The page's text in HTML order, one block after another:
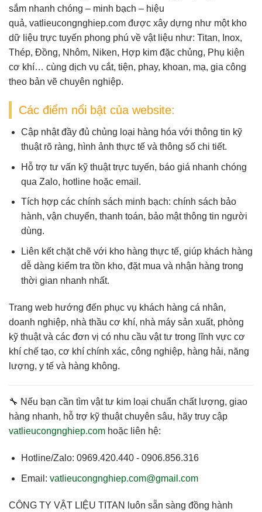
sắm nhanh chóng – minh bạch – hiệu
quả, vatlieucongnghiep.com được xây dựng như một kho
dữ liệu trực tuyến phong phú về vật liệu như: Titan, Inox,
Thép, Đồng, Nhôm, Niken, Hợp kim đặc chủng, Phụ kiện
cơ khí… cùng dịch vụ cắt, tiện, phay, khoan, mạ, gia công
theo bản vẽ chuyên nghiệp.
Các điểm nổi bật của website:
Cập nhật đầy đủ chủng loại hàng hóa với thông tin kỹ
thuật rõ ràng, hình ảnh thực tế và thông số chi tiết.
Hỗ trợ tư vấn kỹ thuật trực tuyến, báo giá nhanh chóng
qua Zalo, hotline hoặc email.
Tích hợp các chính sách minh bạch: chính sách bảo
hành, vận chuyển, thanh toán, bảo mật thông tin người
dùng.
Liên kết chặt chẽ với kho hàng thực tế, giúp khách hàng
dễ dàng kiểm tra tồn kho, đặt mua và nhận hàng trong
thời gian nhanh nhất.
Trang web hướng đến phục vụ khách hàng cá nhân,
doanh nghiệp, nhà thầu cơ khí, nhà máy sản xuất, phòng
kỹ thuật và các đơn vị có nhu cầu vật tư trong lĩnh vực cơ
khí chế tạo, cơ khí chính xác, công nghiệp, hàng hải, năng
lượng, y tế và hàng không.
🔧 Nếu bạn cần tìm vật tư kim loại chuẩn chất lượng, giao
hàng nhanh, hỗ trợ kỹ thuật chuyên sâu, hãy truy cập
vatlieucongnghiep.com hoặc liên hệ:
Hotline/Zalo: 0969.420.440 - 0906.856.316
Email: vatlieucongnghiep.com@gmail.com
CÔNG TY VẬT LIỆU TITAN
luôn sẵn sàng đồng hành